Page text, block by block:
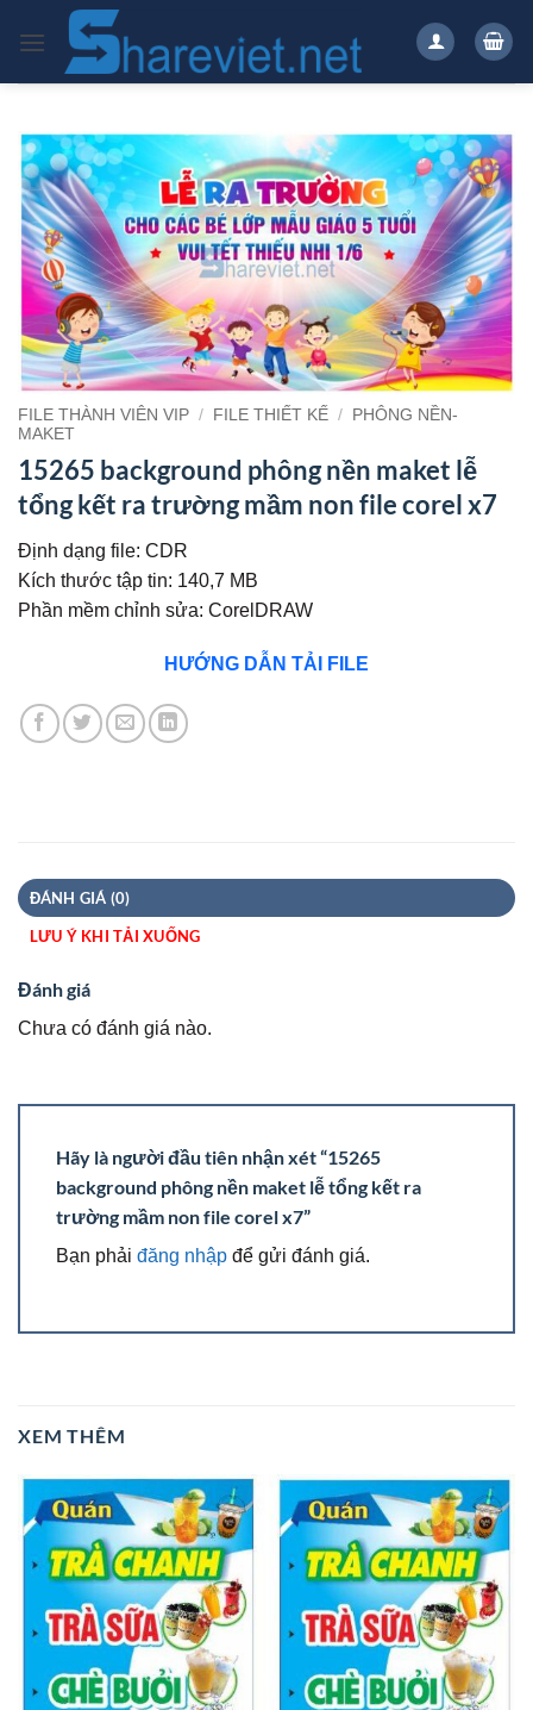
qua
FILE THÀNH VIÊN VIP / FILE THIẾT KẾ /
PHÔNG NỀN-
MAKET
15265 background phông nền maket lễ
tổng kết ra trường mầm non file corel x7
Định dạng file: CDR
Kích thước tập tin: 140,7 MB
Phần mềm chỉnh sửa: CorelDRAW
HƯỚNG DẪN TẢI FILE
ĐÁNH GIÁ (0)
LƯU Ý KHI TẢI XUỐNG
Đánh giá
Chưa có đánh giá nào.
Hãy là người đầu tiên nhận xét “15265
background phông nền maket lễ tổng kết ra
trường mầm non file corel x7”
Bạn phải đăng nhập để gửi đánh giá.
XEM THÊM